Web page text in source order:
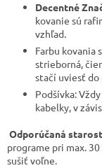
Decentné
kovanie sú
vzhľad.
Farbu kovania
strieborná,
stačí uviesť do
​Podšívka:
kabelky, v
Odporúčaná
programe pri max.
sušiť voľne.